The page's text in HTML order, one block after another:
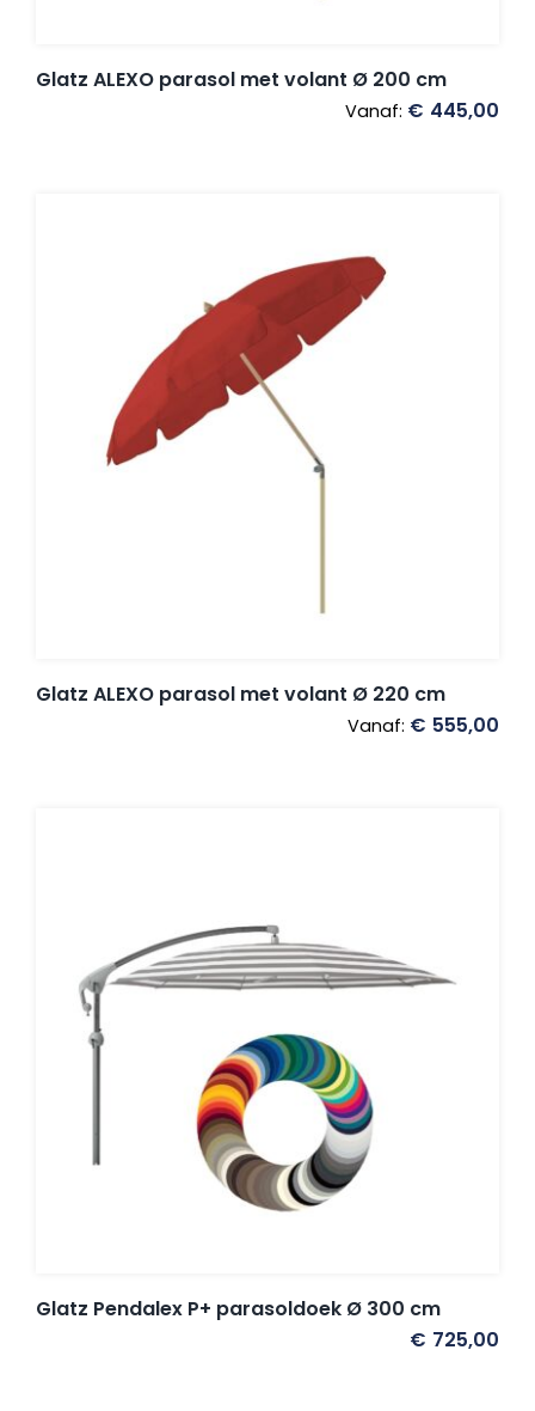
Glatz ALEXO parasol met volant Ø 200 cm
Vanaf: € 445,00
Glatz ALEXO parasol met volant Ø 220 cm
Vanaf: € 555,00
Glatz Pendalex P+ parasoldoek Ø 300 cm
€ 725,00